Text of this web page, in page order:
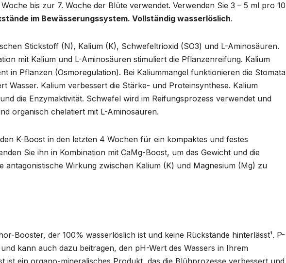
bis zur 7. Woche der Blüte verwendet. Verwenden Sie 3 – 5 ml pro 10
im Bewässerungssystem. Vollständig wasserlöslich.
Stickstoff (N), Kalium (K), Schwefeltrioxid (SO3) und L-Aminosäuren.
mit Kalium und L-Aminosäuren stimuliert die Pflanzenreifung. Kalium
in Pflanzen (Osmoregulation). Bei Kaliummangel funktionieren die Stomata
Wasser. Kalium verbessert die Stärke- und Proteinsynthese. Kalium
die Enzymaktivität. Schwefel wird im Reifungsprozess verwendet und
organisch chelatiert mit L-Aminosäuren.
K-Boost in den letzten 4 Wochen für ein kompaktes und festes
Sie ihn in Kombination mit CaMg-Boost, um das Gewicht und die
antagonistische Wirkung zwischen Kalium (K) und Magnesium (Mg) zu
Booster, der 100% wasserlöslich ist und keine Rückstände hinterlässt¹. P-
kann auch dazu beitragen, den pH-Wert des Wassers in Ihrem
ist ein organo-mineralisches Produkt, das die Blühprozesse verbessert und